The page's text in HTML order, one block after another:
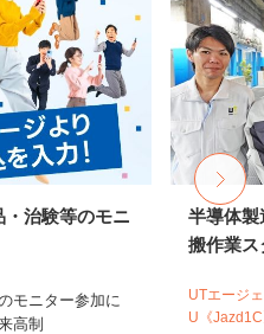
治験等のモニ
モニター参加に
高制
半導体製
搬作業ス
UTエージ
U《